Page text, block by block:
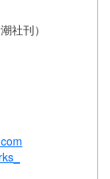
社刊）